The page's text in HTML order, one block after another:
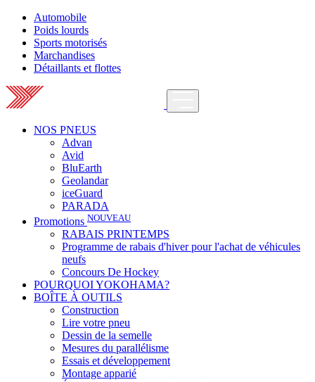
Automobile
Poids lourds
Sports motorisés
Marchandises
Détaillants et flottes
NOS PNEUS
Advan
Avid
BluEarth
Geolandar
iceGuard
PARADA
Promotions NOUVEAU
RABAIS PRINTEMPS
Programme de rabais d'hiver pour l'achat de véhicules
neufs
Concours De Hockey
POURQUOI YOKOHAMA?
BOÎTE À OUTILS
Construction
Lire votre pneu
Dessin de la semelle
Mesures du parallélisme
Essais et développement
Montage apparié